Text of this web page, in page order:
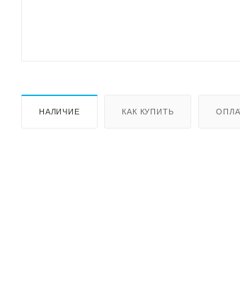
НАЛИЧИЕ КАК КУПИТЬ